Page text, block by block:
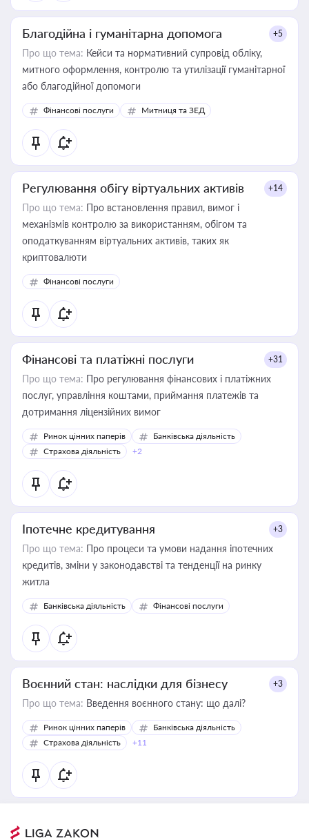
Благодійна і гуманітарна допомога +5
Про що тема: Кейси та нормативний супровід обліку,
митного оформлення, контролю та утилізації гуманітарної
або благодійної допомоги
Фінансові послуги Митниця та ЗЕД
Регулювання обігу віртуальних активів +14
Про що тема: Про встановлення правил, вимог і
механізмів контролю за використанням, обігом та
оподаткуванням віртуальних активів, таких як
криптовалюти
Фінансові послуги
Фінансові та платіжні послуги +31
Про що тема: Про регулювання фінансових і платіжних
послуг, управління коштами, приймання платежів та
дотримання ліцензійних вимог
Ринок цінних паперів
Банківська діяльність
Страхова діяльність
+2
Іпотечне кредитування +3
Про що тема: Про процеси та умови надання іпотечних
кредитів, зміни у законодавстві та тенденції на ринку
житла
Банківська діяльність Фінансові послуги
Воєнний стан: наслідки для бізнесу +3
Про що тема: Введення воєнного стану: що далі?
Ринок цінних паперів
Банківська діяльність
Страхова діяльність
+11